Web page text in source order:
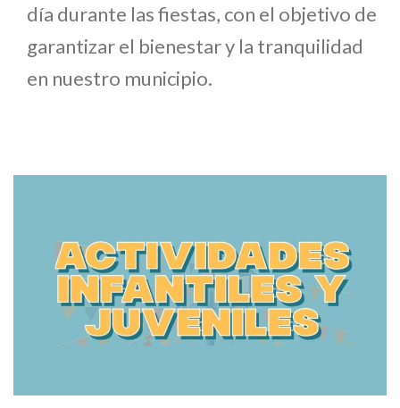
día durante las fiestas, con el objetivo de
garantizar el bienestar y la tranquilidad
en nuestro municipio.